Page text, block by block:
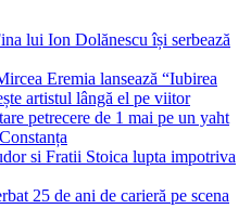
lui Ion Dolănescu își serbează
Eremia lansează “Iubirea
artistul lângă el pe viitor
petrecere de 1 mai pe un yaht
si Fratii Stoica lupta impotriva
25 de ani de carieră pe scena